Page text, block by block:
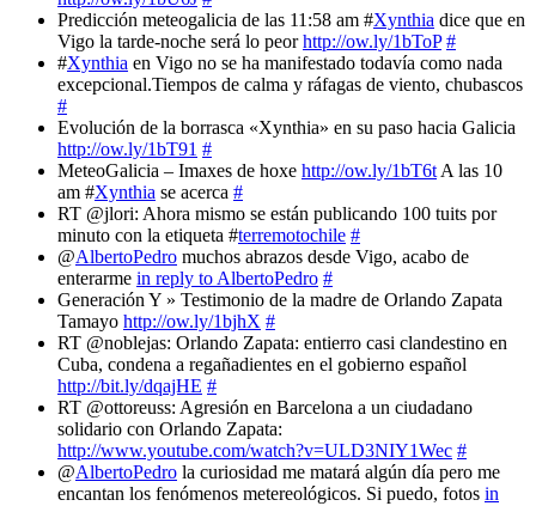
Predicción meteogalicia de las 11:58 am #Xynthia dice que en
Vigo la tarde-noche será lo peorhttp://ow.ly/1bToP #
#Xynthia en Vigo no se ha manifestado todavía como nada
excepcional.Tiempos de calma y ráfagas de viento, chubascos
#
Evolución de la borrasca «Xynthia» en su paso hacia Galicia
http://ow.ly/1bT91 #
MeteoGalicia – Imaxes de hoxe http://ow.ly/1bT6t A las 10
am #Xynthia se acerca #
RT @jlori: Ahora mismo se están publicando 100 tuits por
minuto con la etiqueta #terremotochile #
@AlbertoPedro muchos abrazos desde Vigo, acabo de
enterarme in reply to AlbertoPedro #
Generación Y » Testimonio de la madre de Orlando Zapata
Tamayo http://ow.ly/1bjhX #
RT @noblejas: Orlando Zapata: entierro casi clandestino en
Cuba, condena a regañadientes en el gobierno español
http://bit.ly/dqajHE #
RT @ottoreuss: Agresión en Barcelona a un ciudadano
solidario con Orlando Zapata:
http://www.youtube.com/watch?v=ULD3NIY1Wec #
@AlbertoPedro la curiosidad me matará algún día pero me
encantan los fenómenos metereológicos. Si puedo, fotos in